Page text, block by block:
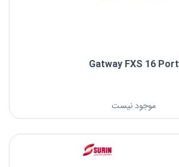
Gatway FXS 16 Port
موجود نیست